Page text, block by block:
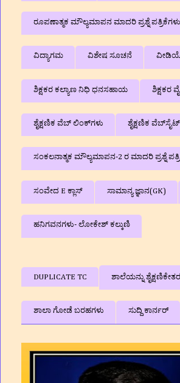
ರೂಪಣಾತ್ಮಕ ಮೌಲ್ಯಮಾಪನ ಮಾದರಿ ಪ್ರಶ್ನೆ
ವಿದ್ಯಾಗಮ ವಿಶೇಷ ಸೂಚನೆ
ಶಿಕ್ಷಕರ ಕಲ್ಯಾಣ ನಿಧಿ ಧನಸಹಾಯ ಶಿಕ್ಷಕರ
ಶೈಕ್ಷಣಿಕ ವೆಬ್‌ ಲಿಂಕ್‌ಗಳು ಶೈಕ್ಷಣಿಕ
ಸಂಕಲನಾತ್ಮಕ ಮೌಲ್ಯಮಾಪನ-2 ರ ಮಾದರಿ ಪ್ರಶ್ನೆ
ಸಂವೇದ E ಕ್ಲಾಸ್ ಸಾಮಾನ್ಯ ಜ್ಞಾನ(GK)
ಹನಿಗವನಗಳು- ಲೋಕೇಶ್ ಕಲ್ಕುಣಿ
DUPLICATE TC ಶಾಲೆಯನ್ನು
ಶಾಲಾ ಗೋಡೆ ಬರಹಗಳು ಸುದ್ದಿ ಕಾರ್ನರ್